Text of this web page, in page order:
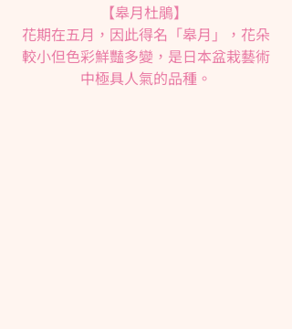
【皋月杜鵑】
花期在五月，因此得名「皋月」，花朵
較小但色彩鮮豔多變，是日本盆栽藝術
中極具人氣的品種。